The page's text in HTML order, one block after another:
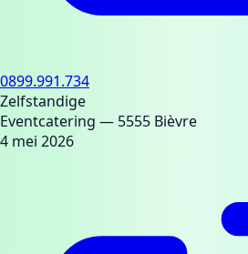
0899.991.734
Zelfstandige
Eventcatering — 5555 Bièvre
4 mei 2026